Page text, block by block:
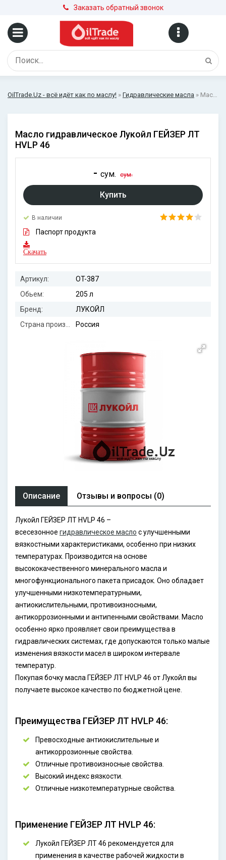
Заказать обратный звонок
OilTrade.Uz - всё идёт как по маслу! » Гидравлические масла » Масло гидравлическое Лукойл ГЕЙЗЕР ЛТ HVLP 46
Масло гидравлическое Лукойл ГЕЙЗЕР ЛТ
HVLP 46
- сум. сум.
Купить
В наличии
Паспорт продукта
Скачать
Артикул:
OT-387
Обьем:
205 л
Бренд:
ЛУКОЙЛ
Россия
Описание Отзывы и вопросы (0)
Лукойл ГЕЙЗЕР ЛТ HVLP 46 –
всесезонное гидравлическое масло с улучшенными
вязкостными характеристиками, особенно при низких
температурах. Производится на основе
высококачественного минерального масла и
многофункционального пакета присадок. Оно обладает
улучшенными низкотемпературными,
антиокислительными, противоизносными,
антикоррозионными и антипенными свойствами. Масло
особенно ярко проявляет свои преимущества в
гидравлических системах, где допускаются только малые
изменения вязкости масел в широком интервале
температур.
Покупая бочку масла ГЕЙЗЕР ЛТ HVLP 46 от Лукойл вы
получаете высокое качество по бюджетной цене.
Преимущества ГЕЙЗЕР ЛТ HVLP 46:
Превосходные антиокислительные и
антикоррозионные свойства.
Отличные противоизносные свойства.
Высокий индекс вязкости.
Отличные низкотемпературные свойства.
Применение ГЕЙЗЕР ЛТ HVLP 46:
Лукойл ГЕЙЗЕР ЛТ 46 рекомендуется для
применения в качестве рабочей жидкости в